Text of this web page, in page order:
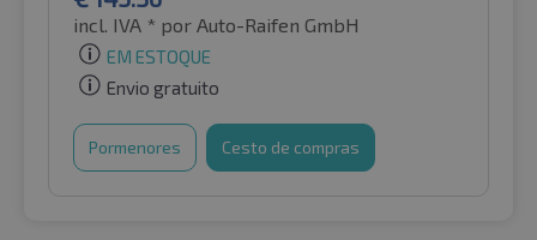
incl. IVA * por Auto-Raifen GmbH
EM ESTOQUE
Envio gratuito
Pormenores Cesto de compras